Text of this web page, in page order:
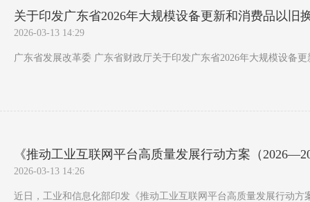
关于印发广东省2026年大规模设备更新和消费品以旧
2026-03-13 14:29
广东省发展改革委 广东省财政厅关于印发广东省2026年大规模设备
《推动工业互联网平台高质量发展行动方案（
2026-03-13 14:26
近日，工业和信息化部印发《推动工业互联网平台高质量发展行动